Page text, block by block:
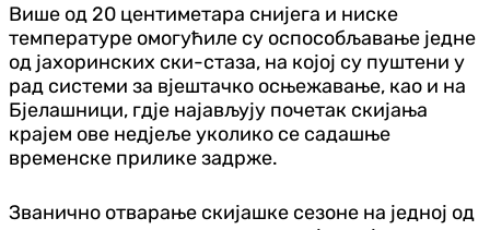
Више од 20 центиметара снијега и ниске
температуре омогућиле су оспособљавање једне
од јахоринских ски-стаза, на којој су пуштени у
рад системи за вјештачко осњежавање, као и на
Бјелашници, гдје најављују почетак скијања
крајем ове недјеље уколико се садашње
временске прилике задрже.
Званично отварање скијашке сезоне на једној од